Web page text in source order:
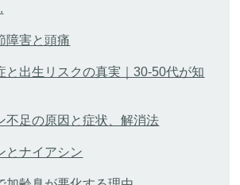
障害と頭痛
と出生リスクの真実｜30-50代が知
不足の原因と症状、解消法
とナイアシン